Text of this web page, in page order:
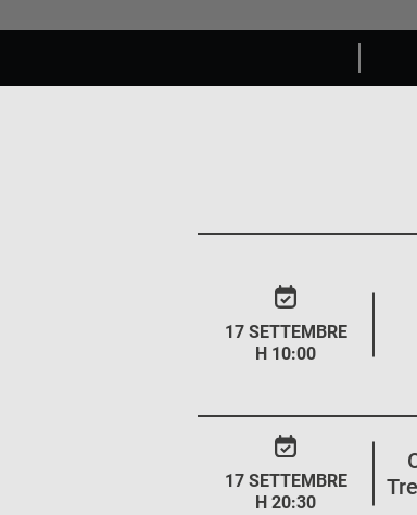
17 SETTEMBRE
H 10:00
17 SETTEMBRE
H 20:30